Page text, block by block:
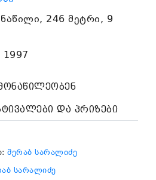
246 მეტრი, 9
1997
და პრიზები
მერაბ სარალიძე
სარალიძე